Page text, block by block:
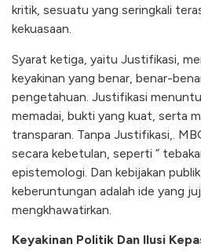
kritik, sesuatu yang seringkali
kekuasaan.
Syarat ketiga, yaitu Justifikasi,
keyakinan yang benar, benar-
pengetahuan. Justifikasi
memadai, bukti yang kuat, serta
transparan. Tanpa Justifikasi,.
secara kebetulan, seperti ”
epistemologi. Dan kebijakan
keberuntungan adalah ide yang
mengkhawatirkan.
Keyakinan Politik Dan Ilusi